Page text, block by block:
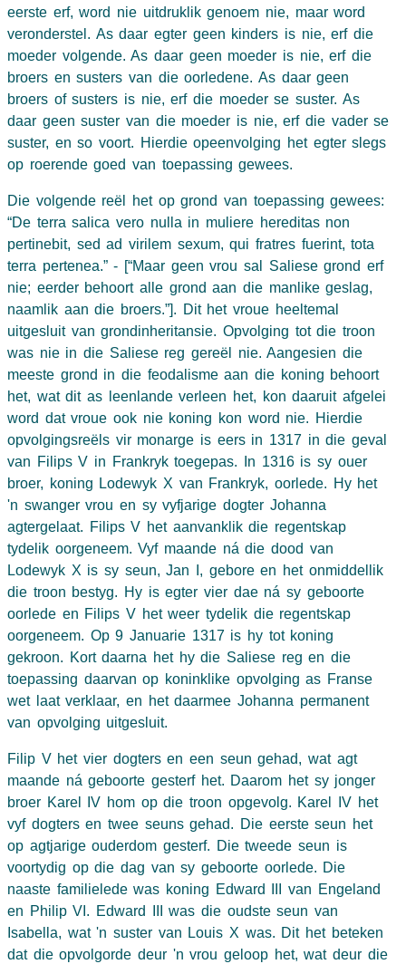
eerste erf, word nie uitdruklik genoem nie, maar word
veronderstel. As daar egter geen kinders is nie, erf die
moeder volgende. As daar geen moeder is nie, erf die
broers en susters van die oorledene. As daar geen
broers of susters is nie, erf die moeder se suster. As
daar geen suster van die moeder is nie, erf die vader se
suster, en so voort. Hierdie opeenvolging het egter slegs
op roerende goed van toepassing gewees.
Die volgende reël het op grond van toepassing gewees:
De terra salica vero nulla in muliere hereditas non
pertinebit, sed ad virilem sexum, qui fratres fuerint, tota
terra pertenea. ‐ [ Maar geen vrou sal Saliese grond erf
nie; eerder behoort alle grond aan die manlike geslag,
naamlik aan die broers. ]. Dit het vroue heeltemal
uitgesluit van grondinheritansie. Opvolging tot die troon
was nie in die Saliese reg gereël nie. Aangesien die
meeste grond in die feodalisme aan die koning behoort
het, wat dit as leenlande verleen het, kon daaruit afgelei
word dat vroue ook nie koning kon word nie. Hierdie
opvolgingsreëls vir monarge is eers in 1317 in die geval
van Filips V in Frankryk toegepas. In 1316 is sy ouer
broer, koning Lodewyk X van Frankryk, oorlede. Hy het
'n swanger vrou en sy vyfjarige dogter Johanna
agtergelaat. Filips V het aanvanklik die regentskap
tydelik oorgeneem. Vyf maande ná die dood van
Lodewyk X is sy seun, Jan I, gebore en het onmiddellik
die troon bestyg. Hy is egter vier dae ná sy geboorte
oorlede en Filips V het weer tydelik die regentskap
oorgeneem. Op 9 Januarie 1317 is hy tot koning
gekroon. Kort daarna het hy die Saliese reg en die
toepassing daarvan op koninklike opvolging as Franse
wet laat verklaar, en het daarmee Johanna permanent
van opvolging uitgesluit.
Filip V het vier dogters en een seun gehad, wat agt
maande ná geboorte gesterf het. Daarom het sy jonger
broer Karel IV hom op die troon opgevolg. Karel IV het
vyf dogters en twee seuns gehad. Die eerste seun het
op agtjarige ouderdom gesterf. Die tweede seun is
voortydig op die dag van sy geboorte oorlede. Die
naaste familielede was koning Edward III van Engeland
en Philip VI. Edward III was die oudste seun van
Isabella, wat 'n suster van Louis X was. Dit het beteken
dat die opvolgorde deur 'n vrou geloop het, wat deur die